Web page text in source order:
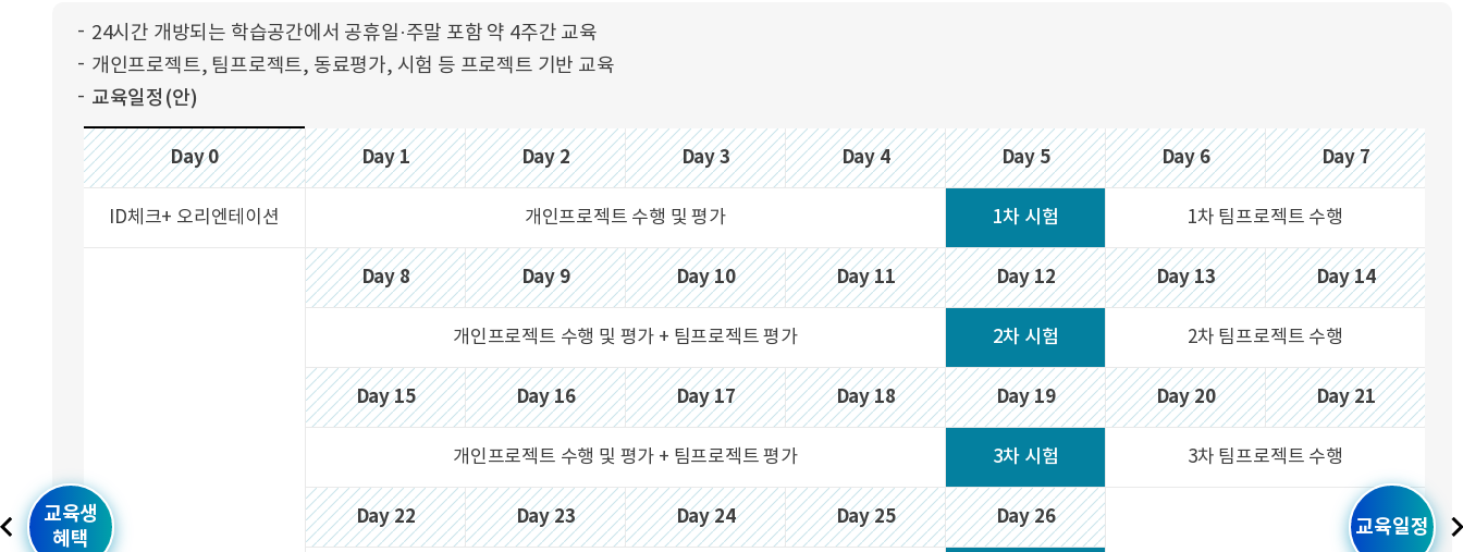
24시간 개방되는 학습공간에서 공휴일·주말 포함 약 4주간 교육
개인프로젝트, 팀프로젝트, 동료평가, 시험 등 프로젝트 기반 교육
교육일정(안)
Day 0 Day 1 Day 2 Day 3 Day 4 Day 5 Day 6 Day 7
ID체크+ 오리엔테이션 개인프로젝트 수행 및 평가 1차 시험 1차 팀프로젝트 수행
Day 8 Day 9 Day 10 Day 11 Day 12 Day 13 Day 14
개인프로젝트 수행 및 평가 + 팀프로젝트 평가 2차 시험 2차 팀프로젝트 수행
Day 15 Day 16 Day 17 Day 18 Day 19 Day 20 Day 21
개인프로젝트 수행 및 평가 + 팀프로젝트 평가 3차 시험 3차 팀프로젝트 수행
Day 22 Day 23 Day 24 Day 25 Day 26
교육생
혜택
교육일정